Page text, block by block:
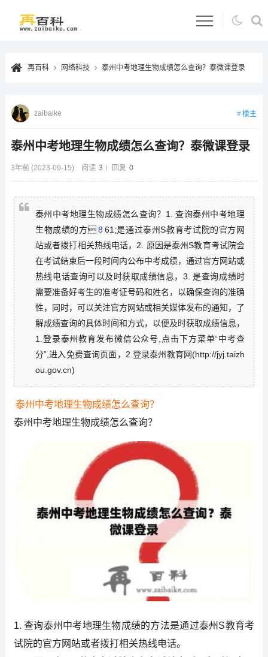
再百科 网络科技 泰州中考地理生物成绩怎么查询？泰微课登录
泰州中考地理生物成绩怎么查询？泰微课登录
3年前 (2023-09-15) 阅读 3 回复 0
zaibaike 楼主
泰州中考地理生物成绩怎么查询？1. 查询泰州中考地理
生物成绩的方 8 61;是通过泰州S教育考试院的官方网
站或者拨打相关热线电话，2. 原因是泰州S教育考试院会
在考试结束后一段时间内公布中考成绩，通过官方网站或
热线电话查询可以及时获取成绩信息，3. 是查询成绩时
需要准备好考生的准考证号码和姓名，以确保查询的准确
性，同时，可以关注官方网站或相关媒体发布的通知，了
解成绩查询的具体时间和方式，以便及时获取成绩信息，
1.登录泰州教育发布微信公众号,点击下方菜单“中考查
分”,进入免费查询页面，2.登录泰州教育网(http://jyj.taizh
ou.gov.cn)
泰州中考地理生物成绩怎么查询？
泰州中考地理生物成绩怎么查询？
1. 查询泰州中考地理生物成绩的方法是通过泰州S教育考
试院的官方网站或者拨打相关热线电话。